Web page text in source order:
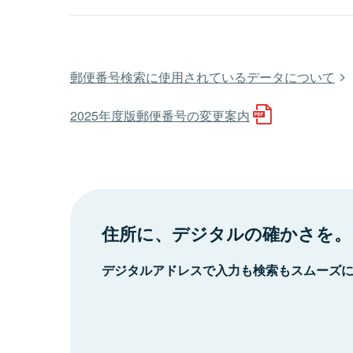
郵便番号検索に使用されているデータについて
2025年度版郵便番号の変更案内
住所に、デジタルの確かさを。
デジタルアドレスで入力も検索もスムーズ